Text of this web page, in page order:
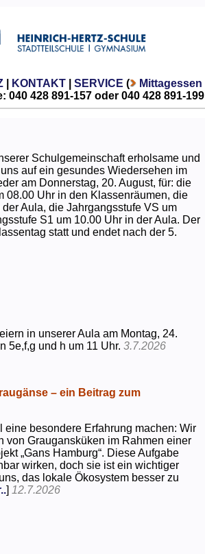
| KONTAKT| SERVICE ( Mittagessen
428 891-157 oder 040 428 891-199
Schulgemeinschaft erholsame und
auf ein gesundes Wiedersehen im
am Donnerstag, 20. August, für: die
08.00 Uhr in den Klassenräumen, die
Aula, die Jahrgangsstufe VS um
S1 um 10.00 Uhr in der Aula. Der
statt und endet nach der 5.
in unserer Aula am Montag, 24.
5e,f,g und h um 11 Uhr.3.7.2026
– ein Beitrag zum
besondere Erfahrung machen: Wir
von Graugansküken im Rahmen einer
„Gans Hamburg“. Diese Aufgabe
wirken, doch sie ist ein wichtiger
das lokale Ökosystem besser zu
] 12.7.2026